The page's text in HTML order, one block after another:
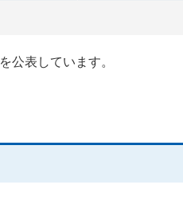
公表しています。